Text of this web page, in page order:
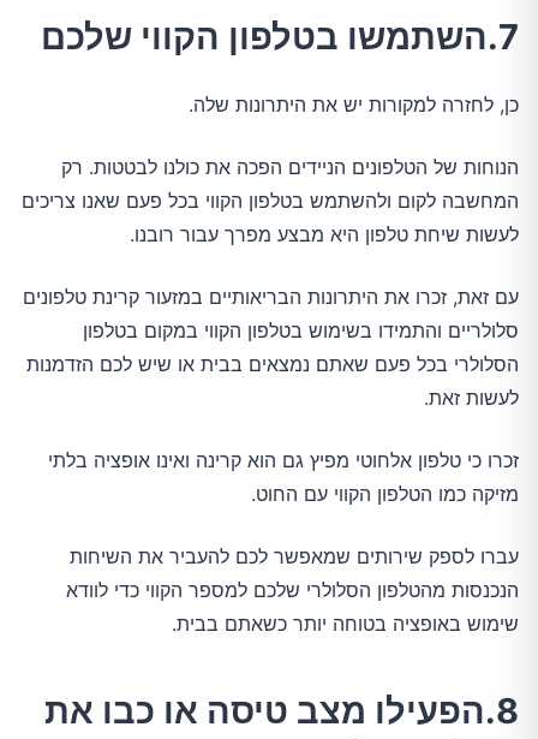
7.השתמשו בטלפון הקווי שלכם
כן, לחזרה למקורות יש את היתרונות שלה.
הנוחות של הטלפונים הניידים הפכה את כולנו לבטטות. רק
המחשבה לקום ולהשתמש בטלפון הקווי בכל פעם שאנו צריכים
לעשות שיחת טלפון היא מבצע מפרך עבור רובנו.
עם זאת, זכרו את היתרונות הבריאותיים במזעור קרינת טלפונים
סלולריים והתמידו בשימוש בטלפון הקווי במקום בטלפון
הסלולרי בכל פעם שאתם נמצאים בבית או שיש לכם הזדמנות
לעשות זאת.
זכרו כי טלפון אלחוטי מפיץ גם הוא קרינה ואינו אופציה בלתי
מזיקה כמו הטלפון הקווי עם החוט.
עברו לספק שירותים שמאפשר לכם להעביר את השיחות
הנכנסות מהטלפון הסלולרי שלכם למספר הקווי כדי לוודא
שימוש באופציה בטוחה יותר כשאתם בבית.
8.הפעילו מצב טיסה או כבו את